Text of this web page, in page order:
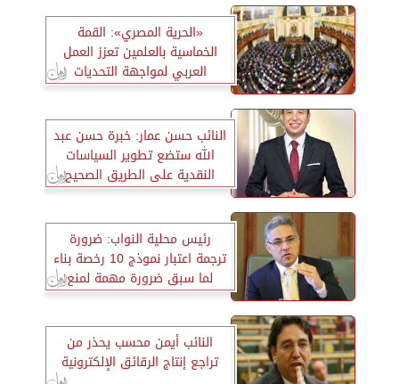
«الحرية المصري»: القمة
الخماسية بالعلمين تعزز العمل
العربي لمواجهة التحديات
العالمية
النائب حسن عمار: خبرة حسن عبد
الله ستضع تطوير السياسات
النقدية على الطريق الصحيح
رئيس محلية النواب: ضرورة
ترجمة اعتبار نموذج 10 رخصة بناء
لما سبق ضرورة مهمة لمنع
البلبلة
النائب أيمن محسب يحذر من
تراجع إنتاج الرقائق الإلكترونية